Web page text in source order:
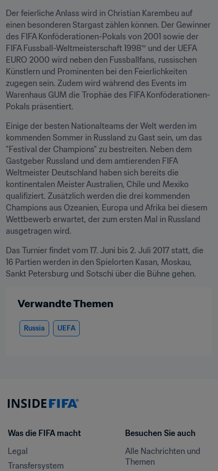
Der feierliche Anlass wird in Christian Karembeu auf
einen besonderen Stargast zählen können. Der Gewinner
des FIFA Konföderationen-Pokals von 2001 sowie der
FIFA Fussball-Weltmeisterschaft 1998™ und der UEFA
EURO 2000 wird neben den Fussballfans, russischen
Künstlern und Prominenten bei den Feierlichkeiten
zugegen sein. Zudem wird während des Events im
Warenhaus GUM die Trophäe des FIFA Konföderationen-
Pokals präsentiert.
Einige der besten Nationalteams der Welt werden im
kommenden Sommer in Russland zu Gast sein, um das
"Festival der Champions" zu bestreiten. Neben dem
Gastgeber Russland und dem amtierenden FIFA
Weltmeister Deutschland haben sich bereits die
kontinentalen Meister Australien, Chile und Mexiko
qualifiziert. Zusätzlich werden die drei kommenden
Champions aus Ozeanien, Europa und Afrika bei diesem
Wettbewerb erwartet, der zum ersten Mal in Russland
ausgetragen wird.
Das Turnier findet vom 17. Juni bis 2. Juli 2017 statt, die
16 Partien werden in den Spielorten Kasan, Moskau,
Sankt Petersburg und Sotschi über die Bühne gehen.
Verwandte Themen
Russia UEFA
Was die FIFA macht
Legal
Transfersystem
Besuchen Sie auch
Alle Nachrichten und
Themen